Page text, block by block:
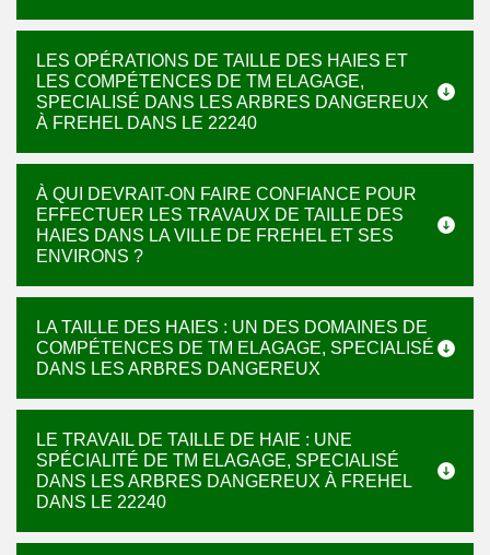
LES OPÉRATIONS DE TAILLE DES HAIES ET
LES COMPÉTENCES DE TM ELAGAGE,
SPECIALISÉ DANS LES ARBRES DANGEREUX
À FREHEL DANS LE 22240
À QUI DEVRAIT-ON FAIRE CONFIANCE POUR
EFFECTUER LES TRAVAUX DE TAILLE DES
HAIES DANS LA VILLE DE FREHEL ET SES
ENVIRONS ?
LA TAILLE DES HAIES : UN DES DOMAINES DE
COMPÉTENCES DE TM ELAGAGE, SPECIALISÉ
DANS LES ARBRES DANGEREUX
LE TRAVAIL DE TAILLE DE HAIE : UNE
SPÉCIALITÉ DE TM ELAGAGE, SPECIALISÉ
DANS LES ARBRES DANGEREUX À FREHEL
DANS LE 22240